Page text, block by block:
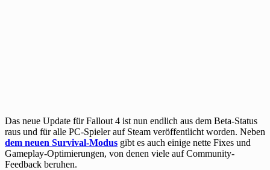
Das neue Update für Fallout 4 ist nun endlich aus dem Beta-Status
raus und für alle PC-Spieler auf Steam veröffentlicht worden. Neben
dem neuen Survival-Modus gibt es auch einige nette Fixes und
Gameplay-Optimierungen, von denen viele auf Community-
Feedback beruhen.